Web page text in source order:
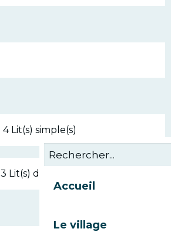
Accueil
Le village
4 Lit(s) simple(s)
3 Lit(s) double(s)